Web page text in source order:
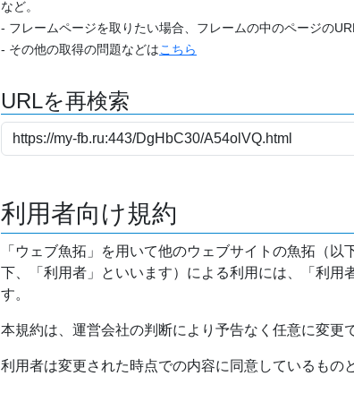
など。
- フレームページを取りたい場合、フレームの中のページの
- その他の取得の問題などはこちら
URLを再検索
利用者向け規約
「ウェブ魚拓」を用いて他のウェブサイトの魚拓（
下、「利用者」といいます）による利用には、「利用
す。
本規約は、運営会社の判断により予告なく任意に変更
利用者は変更された時点での内容に同意しているもの